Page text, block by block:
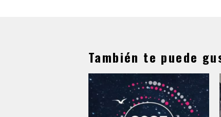
También te puede